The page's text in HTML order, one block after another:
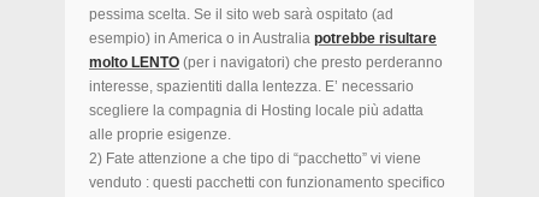
pessima scelta. Se il sito web sarà ospitato (ad
esempio) in America o in Australia potrebbe risultare
molto LENTO (per i navigatori) che presto perderanno
interesse, spazientiti dalla lentezza. E’ necessario
scegliere la compagnia di Hosting locale più adatta
alle proprie esigenze.
2) Fate attenzione a che tipo di “pacchetto” vi viene
venduto : questi pacchetti con funzionamento specifico